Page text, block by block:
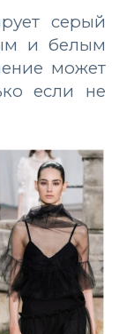
серый
и белым
может
если не